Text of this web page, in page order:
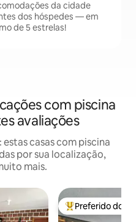
da cidade
dos hóspedes — em
de 5 estrelas!
com piscina
avaliações
casas com piscina
por sua localização,
mais.
hóspedes Entre os
Preferido dos